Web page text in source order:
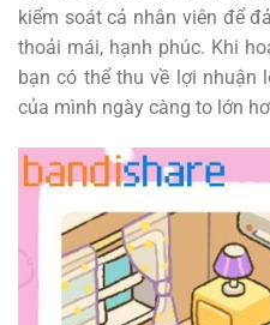
kiểm soát cả nhân viên để
thoải mái, hạnh phúc. Khi
bạn có thể thu về lợi nhuận
của mình ngày càng to lớn